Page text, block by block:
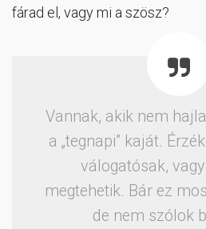
fárad el, vagy mi a szösz?
Vannak, akik nem
a „tegnapi” kaját.
válogatósak,
megtehetik. Bár ez
de nem szólok